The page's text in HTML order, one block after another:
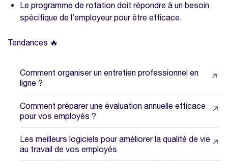
Le programme de rotation doit répondre à un besoin
spécifique de l’employeur pour être efficace.
Tendances 🔥
Comment organiser un entretien professionnel en
ligne ?
Comment préparer une évaluation annuelle efficace
pour vos employés ?
Les meilleurs logiciels pour améliorer la qualité de vie
au travail de vos employés